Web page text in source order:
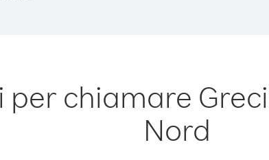
chiamare
Nord